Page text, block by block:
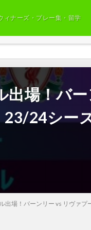
ィナーズ・プレー集・留学
出場！バ
23/24シー
出場！バーンリー vs リヴァ